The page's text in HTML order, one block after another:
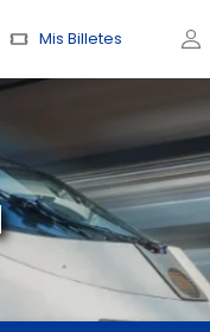
Mis Billetes